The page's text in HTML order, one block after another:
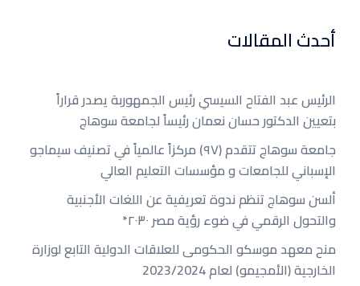
أحدث المقالات
الرئيس عبد الفتاح السيسي رئيس الجمهوربة يصدر قراراً
بتعيين الدكتور حسان نعمان رئيساً لجامعة سوهاج
جامعة سوهاج تتقدم (٩٧) مركزاً عالمياً في تصنيف سيماجو
الإسباني للجامعات و مؤسسات التعليم العالي
ألسن سوهاج تنظم ندوة تعريفية عن اللغات الأجنبية
والتحول الرقمي في ضوء رؤية مصر ٢٠٣٠*
منح معهد موسكو الحكومى للعلاقات الدولية التابع لوزارة
الخارجية (الأمجيمو) لعام 2023/2024